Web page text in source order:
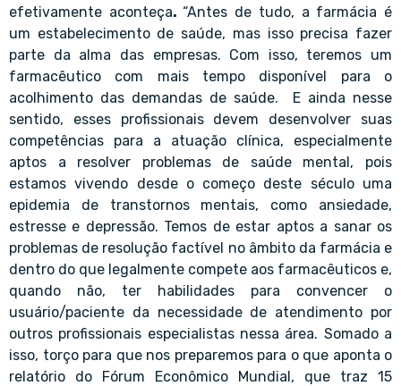
efetivamente aconteça. “Antes de tudo, a farmácia é
um estabelecimento de saúde, mas isso precisa fazer
parte da alma das empresas. Com isso, teremos um
farmacêutico com mais tempo disponível para o
acolhimento das demandas de saúde. E ainda nesse
sentido, esses profissionais devem desenvolver suas
competências para a atuação clínica, especialmente
aptos a resolver problemas de saúde mental, pois
estamos vivendo desde o começo deste século uma
epidemia de transtornos mentais, como ansiedade,
estresse e depressão. Temos de estar aptos a sanar os
problemas de resolução factível no âmbito da farmácia e
dentro do que legalmente compete aos farmacêuticos e,
quando não, ter habilidades para convencer o
usuário/paciente da necessidade de atendimento por
outros profissionais especialistas nessa área. Somado a
isso, torço para que nos preparemos para o que aponta o
relatório do Fórum Econômico Mundial, que traz 15